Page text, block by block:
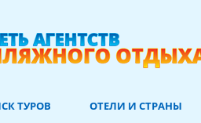
ТУРОВ ОТЕЛИ И СТРАНЫ